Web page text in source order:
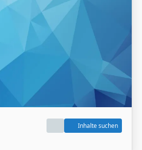
Inhalte suchen